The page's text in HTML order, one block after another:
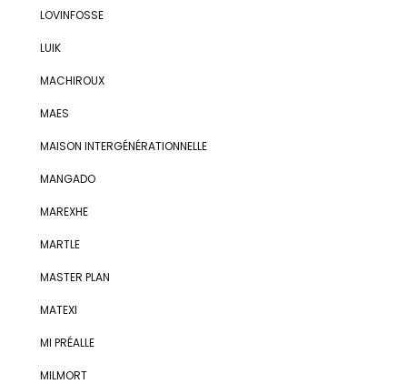
LOVINFOSSE
LUIK
MACHIROUX
MAES
MAISON INTERGÉNÉRATIONNELLE
MANGADO
MAREXHE
MARTLE
MASTER PLAN
MATEXI
MI PRÉALLE
MILMORT